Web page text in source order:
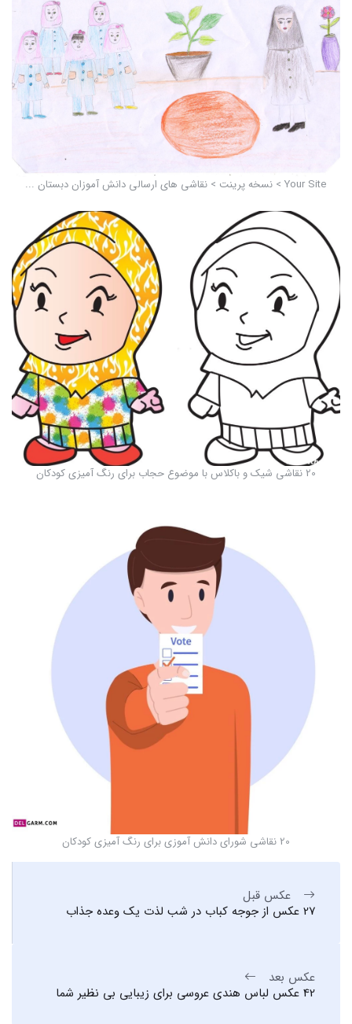
Your Site > نسخه پرينت > نقاشی های ارسالی دانش آموزان دبستان ...
20 نقاشی شیک و باکلاس با موضوع حجاب برای رنگ آمیزی کودکان
20 نقاشی شورای دانش آموزی برای رنگ آمیزی کودکان
عکس قبل
27 عکس از جوجه کباب در شب لذت یک وعده جذاب
عکس بعد
42 عکس لباس هندی عروسی برای زیبایی بی نظیر شما